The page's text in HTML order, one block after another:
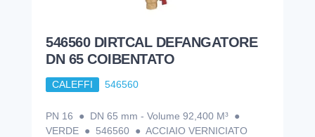
546560 DIRTCAL DEFANGATORE
DN 65 COIBENTATO
CALEFFI 546560
PN 16 ● DN 65 mm - Volume 92,400 M³ ●
VERDE ● 546560 ● ACCIAIO VERNICIATO